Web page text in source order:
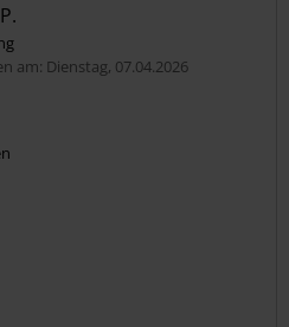
am: Dienstag, 07.04.2026